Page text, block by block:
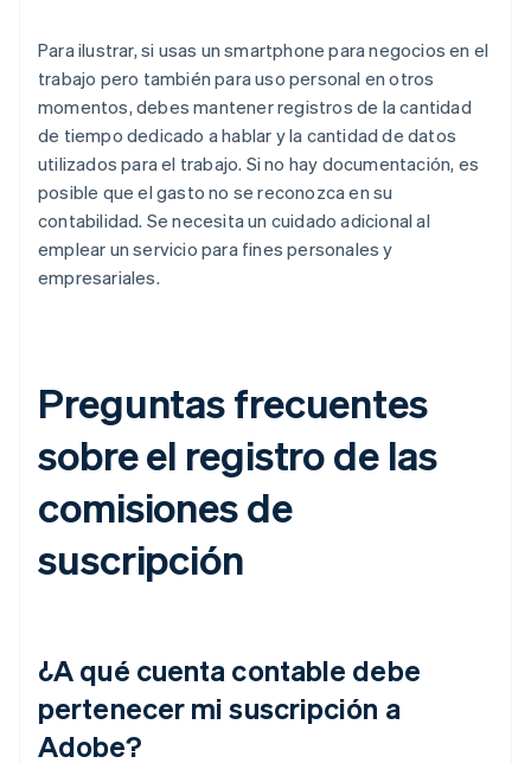
Para ilustrar, si usas un smartphone para negocios en el
trabajo pero también para uso personal en otros
momentos, debes mantener registros de la cantidad
de tiempo dedicado a hablar y la cantidad de datos
utilizados para el trabajo. Si no hay documentación, es
posible que el gasto no se reconozca en su
contabilidad. Se necesita un cuidado adicional al
emplear un servicio para fines personales y
empresariales.
Preguntas frecuentes
sobre el registro de las
comisiones de
suscripción
¿A qué cuenta contable debe
pertenecer mi suscripción a
Adobe?